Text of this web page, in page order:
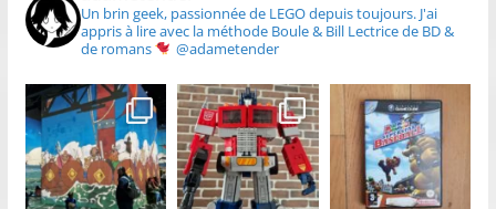
Un brin geek, passionnée de LEGO depuis toujours.J'ai
appris à lire avec la méthode Boule & Bill Lectrice de BD &
de romans
@adametender